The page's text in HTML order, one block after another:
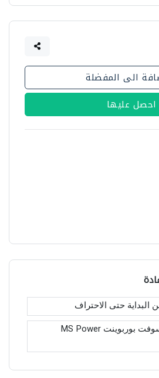
الى المفضلة
احصل عليها
كتاب تعلم مايكروسوفت بوربوينت MS Power